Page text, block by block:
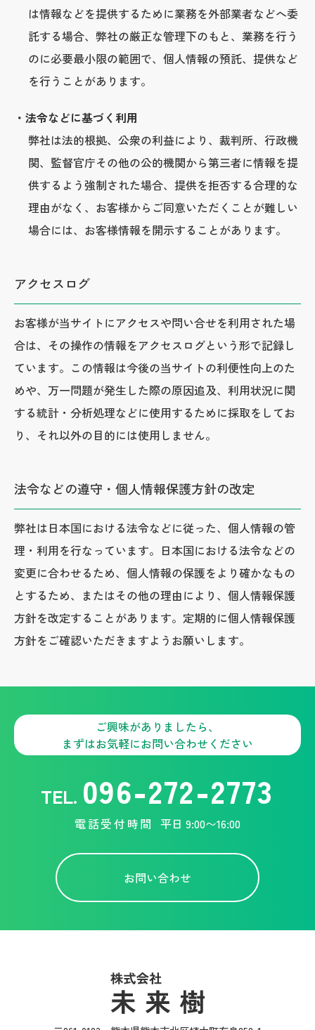
は情報などを提供するために業務を外部業者などへ委
託する場合、弊社の厳正な管理下のもと、業務を行う
のに必要最小限の範囲で、個人情報の預託、提供など
を行うことがあります。
・法令などに基づく利用
弊社は法的根拠、公衆の利益により、裁判所、行政機
関、監督官庁その他の公的機関から第三者に情報を提
供するよう強制された場合、提供を拒否する合理的な
理由がなく、お客様からご同意いただくことが難しい
場合には、お客様情報を開示することがあります。
アクセスログ
お客様が当サイトにアクセスや問い合せを利用された場
合は、その操作の情報をアクセスログという形で記録し
ています。この情報は今後の当サイトの利便性向上のた
めや、万一問題が発生した際の原因追及、利用状況に関
する統計・分析処理などに使用するために採取をしてお
り、それ以外の目的には使用しません。
法令などの遵守・個人情報保護方針の改定
弊社は日本国における法令などに従った、個人情報の管
理・利用を行なっています。日本国における法令などの
変更に合わせるため、個人情報の保護をより確かなもの
とするため、またはその他の理由により、個人情報保護
方針を改定することがあります。定期的に個人情報保護
方針をご確認いただきますようお願いします。
ご興味がありましたら、
まずはお気軽にお問い合わせください
TEL. 096-272-2773
電話受付時間 平日 9:00〜16:00
お問い合わせ